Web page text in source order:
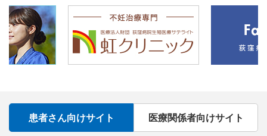
患者さん向けサイト 医療関係者向けサイト